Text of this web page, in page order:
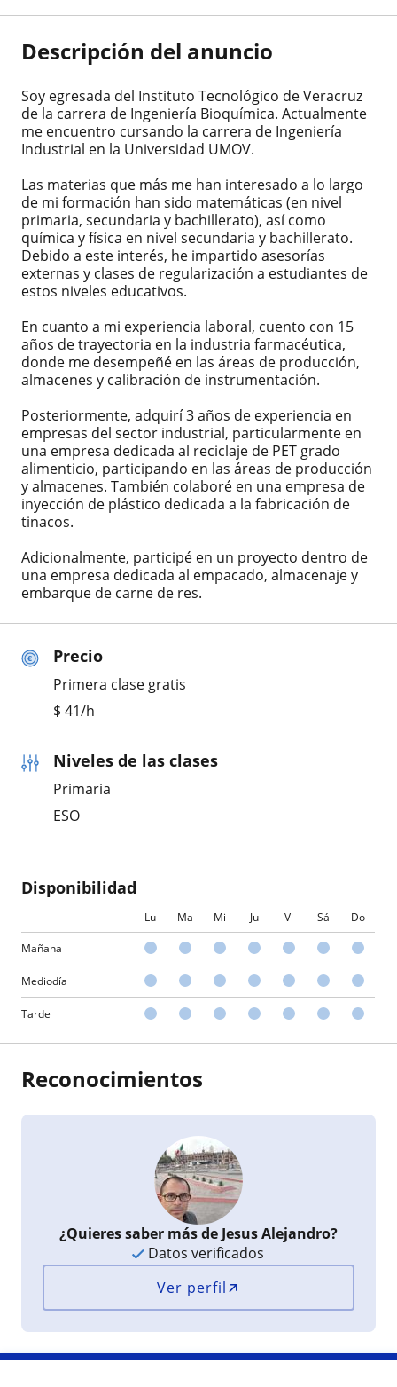
Precio
Primera clase gratis
$ 41/h
Niveles de las clases
Primaria
ESO
Disponibilidad
Lu Ma Mi Ju Vi Sá Do
Mañana
Mediodía
Tarde
Descripción del anuncio
Soy egresada del Instituto Tecnológico de Veracruz
de la carrera de Ingeniería Bioquímica. Actualmente
me encuentro cursando la carrera de Ingeniería
Industrial en la Universidad UMOV.
Las materias que más me han interesado a lo largo
de mi formación han sido matemáticas (en nivel
primaria, secundaria y bachillerato), así como
química y física en nivel secundaria y bachillerato.
Debido a este interés, he impartido asesorías
externas y clases de regularización a estudiantes de
estos niveles educativos.
En cuanto a mi experiencia laboral, cuento con 15
años de trayectoria en la industria farmacéutica,
donde me desempeñé en las áreas de producción,
almacenes y calibración de instrumentación.
Posteriormente, adquirí 3 años de experiencia en
empresas del sector industrial, particularmente en
una empresa dedicada al reciclaje de PET grado
alimenticio, participando en las áreas de producción
y almacenes. También colaboré en una empresa de
inyección de plástico dedicada a la fabricación de
tinacos.
Adicionalmente, participé en un proyecto dentro de
una empresa dedicada al empacado, almacenaje y
embarque de carne de res.
Reconocimientos
¿Quieres saber más de Jesus Alejandro?
Datos verificados
Ver perfil